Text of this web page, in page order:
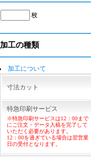
枚
加工の種類
加工について
寸法カット
特急印刷サービス
※特急印刷サービスは12：00まで
にご注文・データ入稿を完了して
いただく必要があります。
12：00を過ぎている場合は翌営業
日の受付となります。